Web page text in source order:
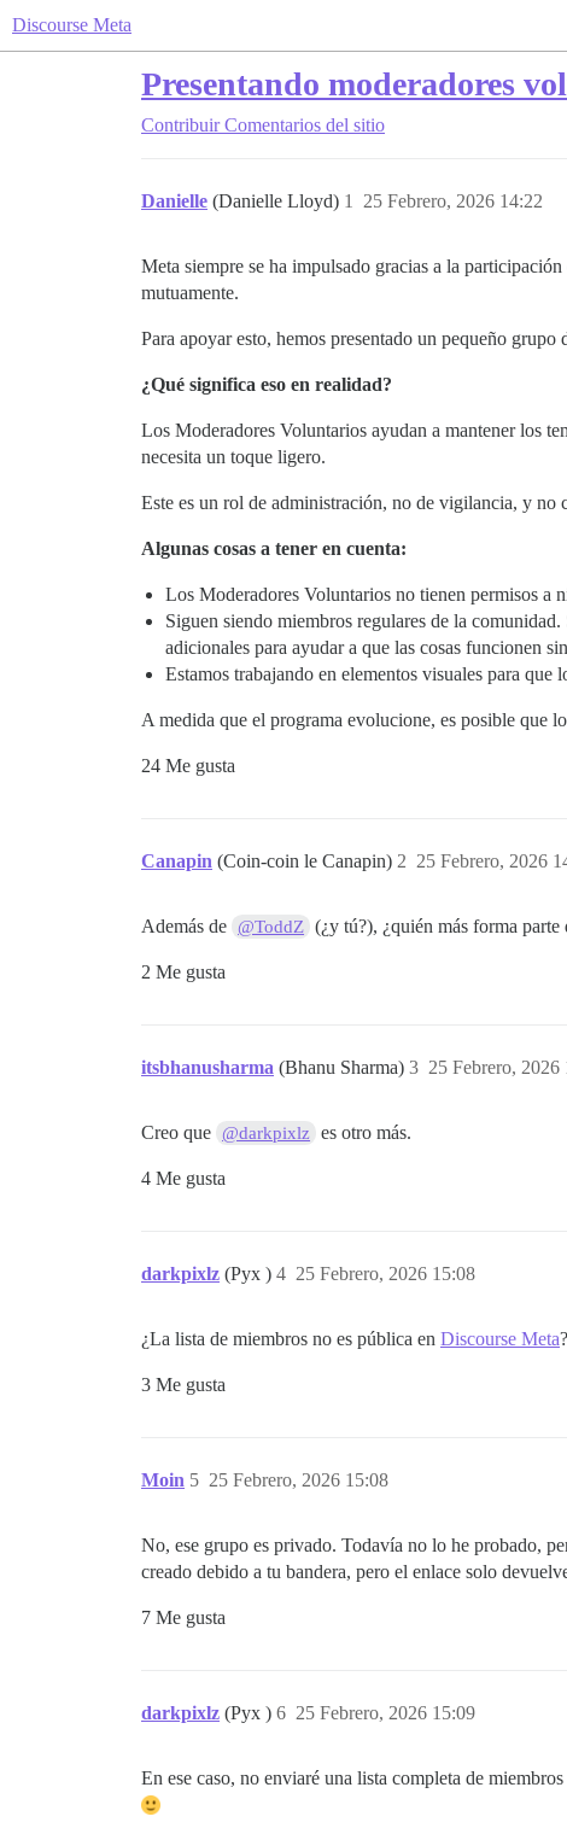
Discourse Meta
Presentando moderadores
Contribuir Comentarios del sitio
Danielle (Danielle Lloyd) 25 Febrero, 2026 14:22
1
Meta siempre se ha impulsado gracias a la
mutuamente.
Para apoyar esto, hemos presentado un pequeño
¿Qué significa eso en realidad?
Los Moderadores Voluntarios ayudan a mantener los
necesita un toque ligero.
Este es un rol de administración, no de vigilancia, y no
Algunas cosas a tener en cuenta:
Los Moderadores Voluntarios no tienen permisos a
Siguen siendo miembros regulares de la
adicionales para ayudar a que las cosas funcionen
Estamos trabajando en elementos visuales para
A medida que el programa evolucione, es posible que
24 Me gusta
Canapin (Coin-coin le Canapin) 25 Febrero, 2026
2
Además de @ToddZ (¿y tú?), ¿quién más forma parte
2 Me gusta
itsbhanusharma (Bhanu Sharma) 25 Febrero, 2026
3
Creo que @darkpixlz es otro más.
4 Me gusta
darkpixlz (Pyx ) 25 Febrero, 2026 15:08
4
¿La lista de miembros no es pública en Discourse Meta?
3 Me gusta
Moin 25 Febrero, 2026 15:08
5
No, ese grupo es privado. Todavía no lo he probado,
creado debido a tu bandera, pero el enlace solo
7 Me gusta
darkpixlz (Pyx ) 25 Febrero, 2026 15:09
6
En ese caso, no enviaré una lista completa de